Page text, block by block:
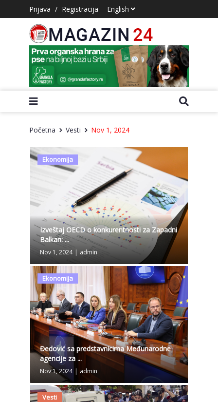
Prijava / Registracija
Početna Vesti Nov 1, 2024
Ekonomija
Izveštaj OECD o konkurentnosti za Zapadni
Balkan: ...
Nov 1, 2024 | admin
Ekonomija
Đedović sa predstavnicima Međunarodne
agencije za ...
Nov 1, 2024 | admin
Vesti